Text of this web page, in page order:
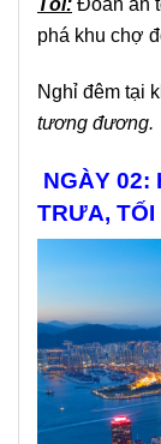
Tối: Đoàn ăn
phá khu chợ
Nghỉ đêm tại
tương đương.
NGÀY 02:
TRƯA, TỐI